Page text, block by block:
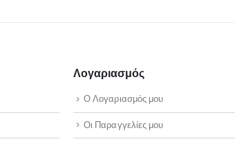
Λογαριασμός
Ο Λογαριασμός μου
Οι Παραγγελίες μου